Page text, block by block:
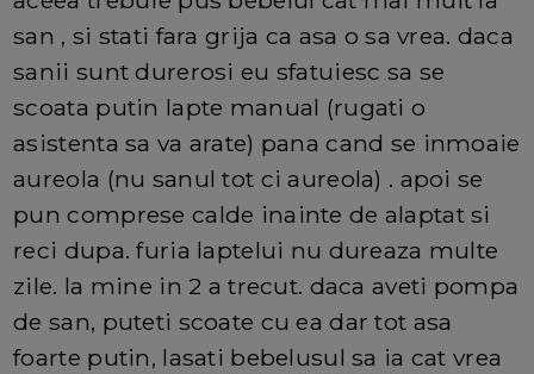
san , si stati fara grija ca asa o sa vrea. daca
sanii sunt durerosi eu sfatuiesc sa se
scoata putin lapte manual (rugati o
asistenta sa va arate) pana cand se inmoaie
aureola (nu sanul tot ci aureola) . apoi se
pun comprese calde inainte de alaptat si
reci dupa. furia laptelui nu dureaza multe
zile. la mine in 2 a trecut. daca aveti pompa
de san, puteti scoate cu ea dar tot asa
foarte putin, lasati bebelusul sa ia cat vrea